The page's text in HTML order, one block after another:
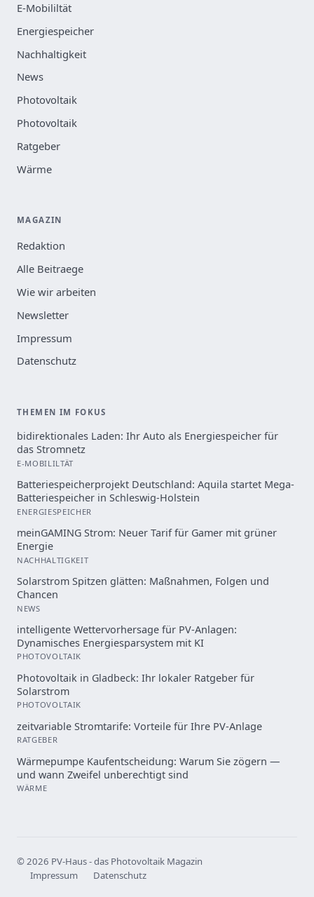
E-Mobililtät
Energiespeicher
Nachhaltigkeit
News
Photovoltaik
Photovoltaik
Ratgeber
Wärme
MAGAZIN
Redaktion
Alle Beitraege
Wie wir arbeiten
Newsletter
Impressum
Datenschutz
THEMEN IM FOKUS
bidirektionales Laden: Ihr Auto als Energiespeicher für
das Stromnetz
E-MOBILILTÄT
Batteriespeicherprojekt Deutschland: Aquila startet Mega-
Batteriespeicher in Schleswig-Holstein
ENERGIESPEICHER
meinGAMING Strom: Neuer Tarif für Gamer mit grüner
Energie
NACHHALTIGKEIT
Solarstrom Spitzen glätten: Maßnahmen, Folgen und
Chancen
NEWS
intelligente Wettervorhersage für PV-Anlagen:
Dynamisches Energiesparsystem mit KI
PHOTOVOLTAIK
Photovoltaik in Gladbeck: Ihr lokaler Ratgeber für
Solarstrom
PHOTOVOLTAIK
zeitvariable Stromtarife: Vorteile für Ihre PV-Anlage
RATGEBER
Wärmepumpe Kaufentscheidung: Warum Sie zögern —
und wann Zweifel unberechtigt sind
WÄRME
© 2026 PV-Haus - das Photovoltaik Magazin
Impressum
Datenschutz